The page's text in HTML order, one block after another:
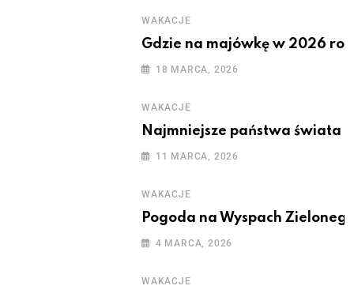
WAKACJE
Gdzie na majówkę w 2026
18 MARCA, 2026
WAKACJE
Najmniejsze państwa świata
11 MARCA, 2026
WAKACJE
Pogoda na Wyspach
4 MARCA, 2026
WAKACJE